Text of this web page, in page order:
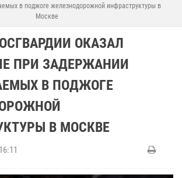
в поджоге железнодорожной инфраструктуры в
Москве
ОКАЗАЛ
ПРИ ЗАДЕРЖАНИИ
В ПОДЖОГЕ
В МОСКВЕ